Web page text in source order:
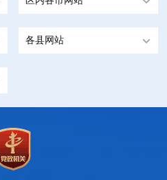
各县网站